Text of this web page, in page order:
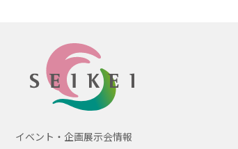
イベント・企画展示会情報